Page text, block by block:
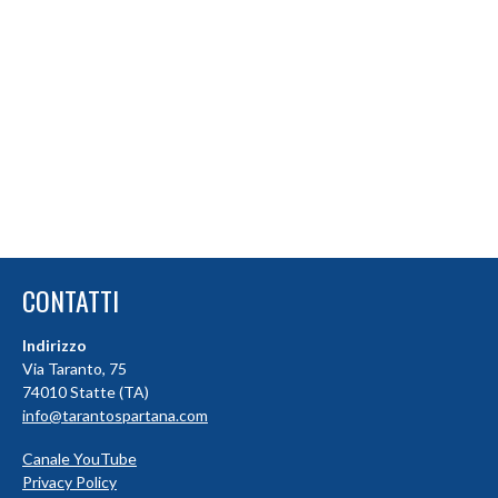
CONTATTI
Indirizzo
Via Taranto, 75
74010 Statte (TA)
info@tarantospartana.com
Canale YouTube
Privacy Policy